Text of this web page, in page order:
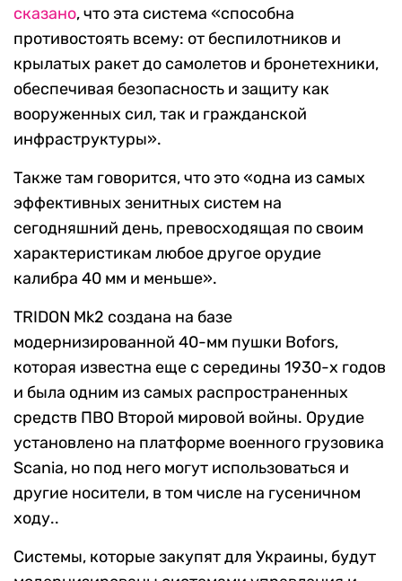
сказано, что эта система «способна
противостоять всему: от беспилотников и
крылатых ракет до самолетов и бронетехники,
обеспечивая безопасность и защиту как
вооруженных сил, так и гражданской
инфраструктуры».
Также там говорится, что это «одна из самых
эффективных зенитных систем на
сегодняшний день, превосходящая по своим
характеристикам любое другое орудие
калибра 40 мм и меньше».
TRIDON Mk2 создана на базе
модернизированной 40-мм пушки Bofors,
которая известна еще с середины 1930-х годов
и была одним из самых распространенных
средств ПВО Второй мировой войны. Орудие
установлено на платформе военного грузовика
Scania, но под него могут использоваться и
другие носители, в том числе на гусеничном
ходу..
Системы, которые закупят для Украины, будут